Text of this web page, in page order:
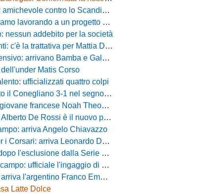
Scandicci allo stadio Strulli di Monsummano
a un progetto ambizioso»
nessun addebito per la società
trattativa per Mattia Della Morte
arrivano Bamba e Galeota
Matis Corso
ufficializzati quattro colpi
3-1 nel segno di Gerbi e Vita
francese Noah Theodore
è il nuovo presidente biancoviola
arriva Angelo Chiavazzo
arriva Leonardo De Franceschi
Serie D: Salzano verso una big campana
ufficiale l'ingaggio di Luca Scimia
Franco Emmanuel Boló
Latte Dolce